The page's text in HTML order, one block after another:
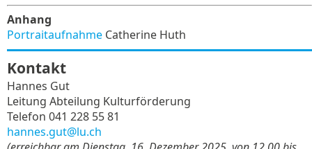
Anhang
Portraitaufnahme Catherine Huth
Kontakt
Hannes Gut
Leitung Abteilung Kulturförderung
Telefon 041 228 55 81
hannes.gut@lu.ch